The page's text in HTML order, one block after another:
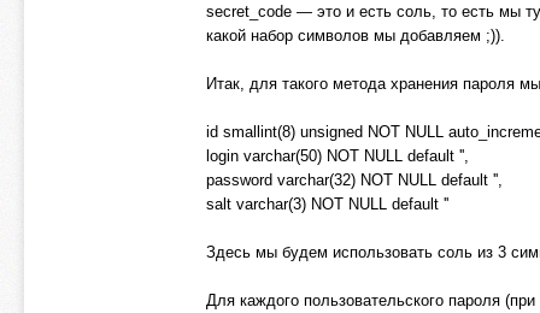
secret_code — это и есть соль, то есть мы
какой набор символов мы добавляем ;)).
Итак, для такого метода хранения пароля
id smallint(8) unsigned NOT NULL
login varchar(50) NOT NULL default '',
password varchar(32) NOT NULL default '',
salt varchar(3) NOT NULL default ''
Здесь мы будем использовать соль из 3
Для каждого пользовательского пароля